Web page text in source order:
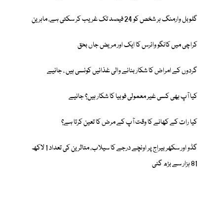
گلوبل وارمنگ ہر شخص کو 24 فیصد تک غریب کر سکتی ہے، ماہرین
کراچی میں کانگو وائرس کا ایک اور مریض جاں بحق
گردوں کے امراض کا شکار بنانے والی غذائیں کونسی ہیں ، جانیے
کیا آپ بھی کسی غیر معمولی فوبیا کا شکار ہیں؟ جانیے
کیا رات کے کھانے کا وقت آپ کے مرض کا تعین کرتا ہے؟
گڈو اور سکھر بیراج پر اونچے درجے کا سیلاب، متاثرین کی تعداد 1 لاکھ
81 ہزار سے بڑھ گئی